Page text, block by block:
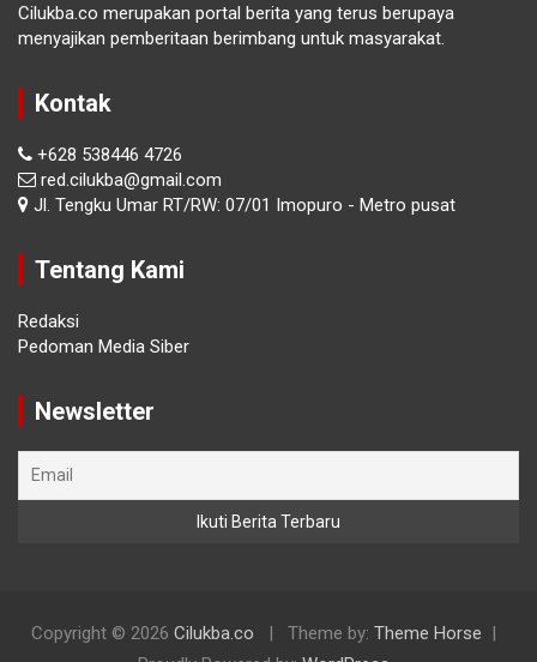
Cilukba.co merupakan portal berita yang terus berupaya
menyajikan pemberitaan berimbang untuk masyarakat.
Kontak
+628 538446 4726
red.cilukba@gmail.com
Jl. Tengku Umar RT/RW: 07/01 Imopuro - Metro pusat
Tentang Kami
Redaksi
Pedoman Media Siber
Newsletter
Copyright © 2026 Cilukba.co Theme by: Theme Horse